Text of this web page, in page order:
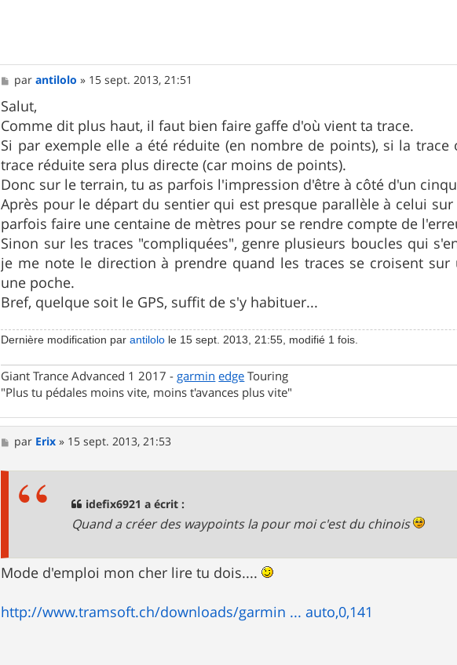
M
e
s
s
a
g
e
parantilolo » 15 sept. 2013, 21:51
Salut,
Comme dit plus haut, il faut bien faire gaffe d'où vient ta trace.
Si par exemple elle a été réduite (en nombre de points), si la
trace réduite sera plus directe (car moins de points).
Donc sur le terrain, tu as parfois l'impression d'être à côté d'un
Après pour le départ du sentier qui est presque parallèle à celui
parfois faire une centaine de mètres pour se rendre compte de
Sinon sur les traces "compliquées", genre plusieurs boucles qui
je me note le direction à prendre quand les traces se croisent
une poche.
Bref, quelque soit le GPS, suffit de s'y habituer...
Dernière modification parantilolo le 15 sept. 2013, 21:55, modifié 1 fois.
Giant Trance Advanced 1 2017 - garmin edge Touring
"Plus tu pédales moins vite, moins t'avances plus vite"
M
e
par Erix » 15 sept. 2013, 21:53
idefix6921 a écrit :
Quand a créer des waypoints la pour moi c'est du chinois
Mode d'emploi mon cher lire tu dois....
http://www.tramsoft.ch/downloads/garmin ... auto,0,141